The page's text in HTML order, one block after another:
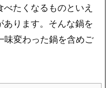
べたくなるものといえ
あります。そんな鍋を
味変わった鍋を含めご